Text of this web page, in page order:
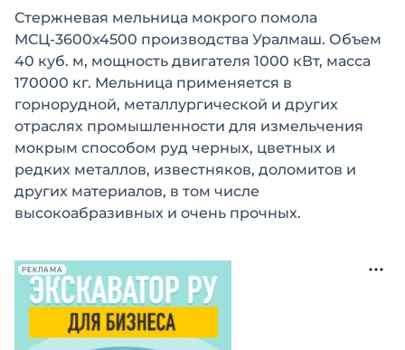
Стержневая мельница мокрого помола
МСЦ-3600х4500 производства Уралмаш. Объем
40 куб. м, мощность двигателя 1000 кВт, масса
170000 кг. Мельница применяется в
горнорудной, металлургической и других
отраслях промышленности для измельчения
мокрым способом руд черных, цветных и
редких металлов, известняков, доломитов и
других материалов, в том числе
высокоабразивных и очень прочных.
РЕКЛАМА